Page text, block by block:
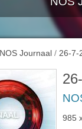
NOS Journaal / 26-7-
985
21-